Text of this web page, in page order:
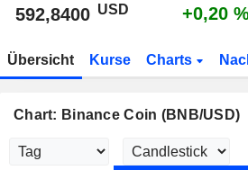
592,8400 USD +0,20
Übersicht Kurse Charts
Chart: Binance Coin (BNB/USD)